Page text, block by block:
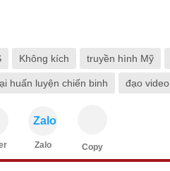
Không kích truyền hình Mỹ
huấn luyện chiến binh đạo video
Zalo
Zalo Copy